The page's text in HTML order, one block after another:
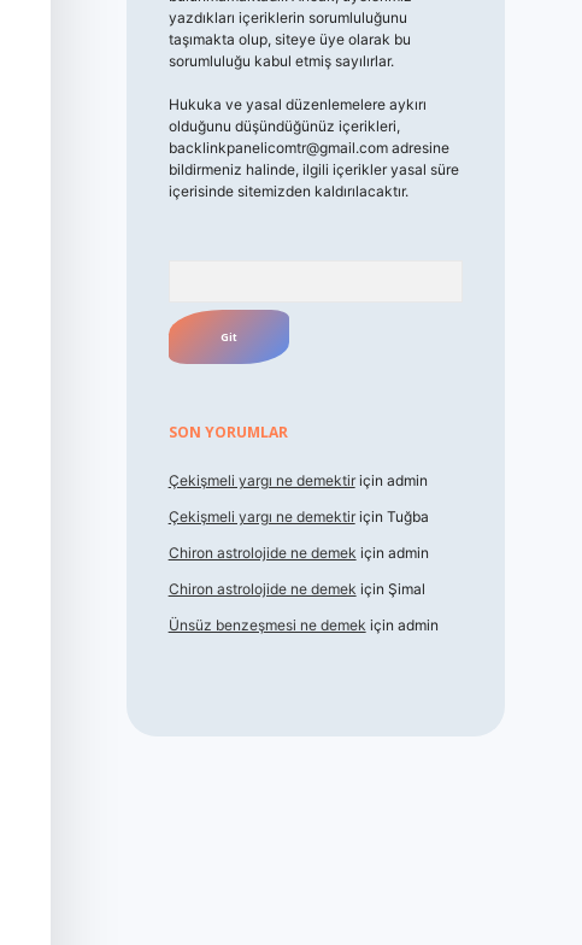
yazdıkları içeriklerin sorumluluğunu
taşımakta olup, siteye üye olarak bu
sorumluluğu kabul etmiş sayılırlar.
Hukuka ve yasal düzenlemelere aykırı
olduğunu düşündüğünüz içerikleri,
backlinkpanelicomtr@gmail.comadresine
bildirmeniz halinde, ilgili içerikler yasal süre
içerisinde sitemizden kaldırılacaktır.
SON YORUMLAR
Çekişmeli yargı ne demektiriçin admin
Çekişmeli yargı ne demektiriçin Tuğba
Chiron astrolojide ne demek için admin
Chiron astrolojide ne demek için Şimal
Ünsüz benzeşmesi ne demek için admin